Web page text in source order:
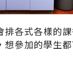
排各式各樣的
想參加的學生